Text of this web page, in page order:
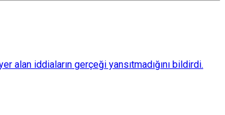
alan iddiaların gerçeği yansıtmadığını bildirdi.